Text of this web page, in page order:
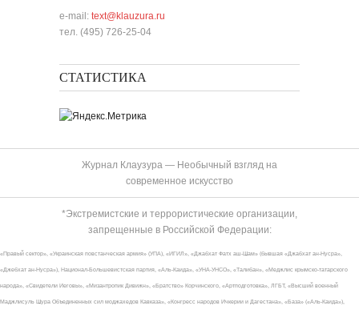
e-mail: text@klauzura.ru
тел. (495) 726-25-04
СТАТИСТИКА
Журнал Клаузура — Необычный взгляд на
современное искусство
*Экстремистские и террористические организации,
запрещенные в Российской Федерации:
«Правый сектор», «Украинская повстанческая армия» (УПА), «ИГИЛ», «Джабхат Фатх аш-Шам» (бывшая «Джабхат ан-Нусра»,
«Джебхат ан-Нусра»), Национал-Большевистская партия, «Аль-Каида», «УНА-УНСО», «Талибан», «Меджлис крымско-татарского
народа», «Свидетели Иеговы», «Мизантропик Дивижн», «Братство» Корчинского, «Артподготовка», ЛГБТ, «Высший военный
Маджлисуль Шура Объединенных сил моджахедов Кавказа», «Конгресс народов Ичкерии и Дагестана», «База» («Аль-Каида»),